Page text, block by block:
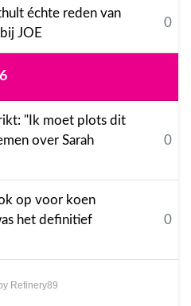
échte reden van
JOE
0
"Ik moet plots dit
over Sarah
0
op voor koen
het definitief
0
Refinery89